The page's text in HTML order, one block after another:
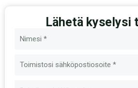
Lähetä kyselysi